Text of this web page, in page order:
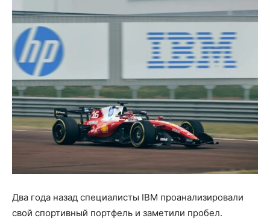
Два года назад специалисты IBM проанализировали
свой спортивный портфель и заметили пробел.